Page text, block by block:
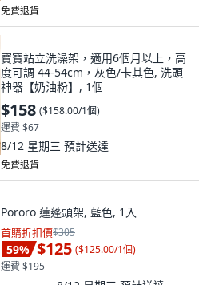
免費退貨
寶寶站立洗澡架，適用6個月以上，高
度可調 44-54cm，灰色/卡其色, 洗頭
神器【奶油粉】, 1個
$158 ($158.00/1個)
運費 $67
8/12 星期三 預計送達
免費退貨
Pororo 蓮蓬頭架, 藍色, 1入
首購折扣價$305
59% $125 ($125.00/1個)
運費 $195